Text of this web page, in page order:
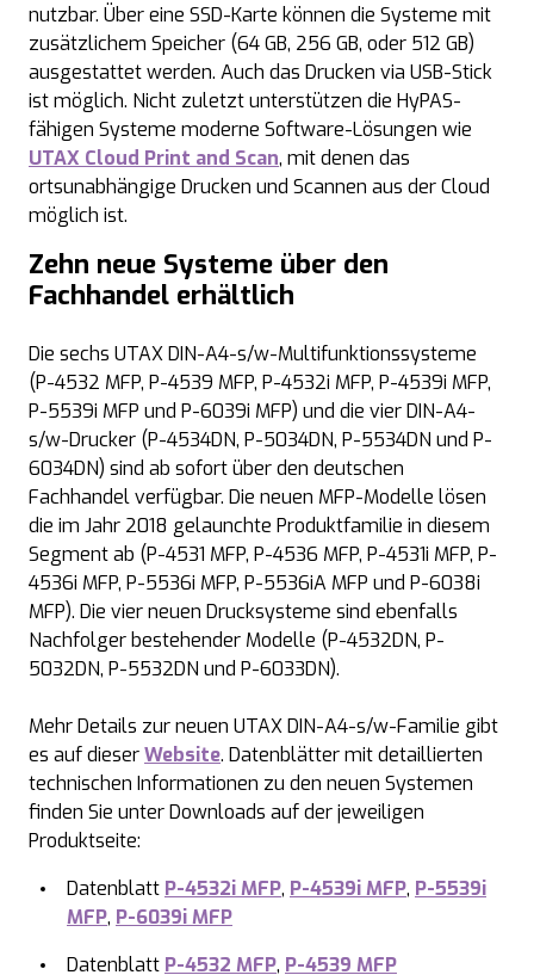
nutzbar. Über eine SSD-Karte können die Systeme mit
zusätzlichem Speicher (64 GB, 256 GB, oder 512 GB)
ausgestattet werden. Auch das Drucken via USB-Stick
ist möglich. Nicht zuletzt unterstützen die HyPAS-
fähigen Systeme moderne Software-Lösungen wie
UTAX Cloud Print and Scan, mit denen das
ortsunabhängige Drucken und Scannen aus der Cloud
möglich ist.
Zehn neue Systeme über den
Fachhandel erhältlich
Die sechs UTAX DIN-A4-s/w-Multifunktionssysteme
(P-4532 MFP, P-4539 MFP, P-4532i MFP, P-4539i MFP,
P-5539i MFP und P-6039i MFP) und die vier DIN-A4-
s/w-Drucker (P-4534DN, P-5034DN, P-5534DN und P-
6034DN) sind ab sofort über den deutschen
Fachhandel verfügbar. Die neuen MFP-Modelle lösen
die im Jahr 2018 gelaunchte Produktfamilie in diesem
Segment ab (P-4531 MFP, P-4536 MFP, P-4531i MFP, P-
4536i MFP, P-5536i MFP, P-5536iA MFP und P-6038i
MFP). Die vier neuen Drucksysteme sind ebenfalls
Nachfolger bestehender Modelle (P-4532DN, P-
5032DN, P-5532DN und P-6033DN).
Mehr Details zur neuen UTAX DIN-A4-s/w-Familie gibt
es auf dieserWebsite. Datenblätter mit detaillierten
technischen Informationen zu den neuen Systemen
finden Sie unter Downloads auf der jeweiligen
Produktseite:
Datenblatt P-4532i MFP, P-4539i MFP, P-5539i
MFP, P-6039i MFP
Datenblatt P-4532 MFP, P-4539 MFP